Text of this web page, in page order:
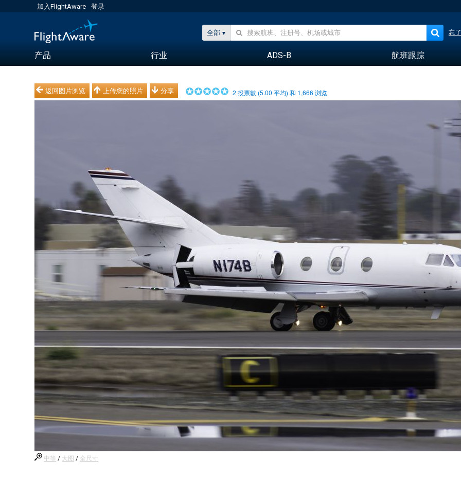
加入FlightAware 登录
全部 忘
产品 行业 ADS-B 航班跟踪
返回图片浏览 上传您的照片 分享 2 投票數 (5.00 平均) 和 1,666 浏览
中等 / 大图 / 全尺寸